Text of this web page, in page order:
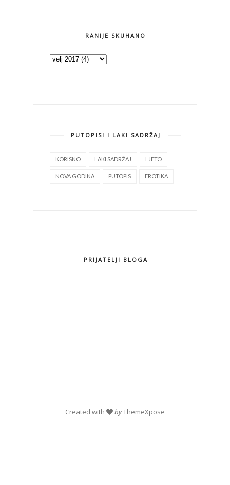
RANIJE SKUHANO
PUTOPISI I LAKI SADRŽAJ
KORISNO LAKI SADRŽAJ LJETO
NOVA GODINA PUTOPIS EROTIKA
PRIJATELJI BLOGA
Created with byThemeXpose